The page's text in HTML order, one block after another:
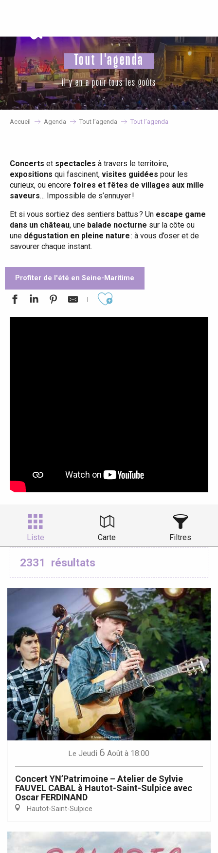
principal
Tout l'agenda
il y en a pour tous les goûts
Accueil Agenda Tout l’agenda Tout l’agenda
Concerts et spectacles à travers le territoire,
expositions qui fascinent, visites guidées pour les
curieux, ou encore foires et fêtes de villages aux mille
saveurs… Impossible de s’ennuyer !
Et si vous sortiez des sentiers battus ? Un escape game
dans un château, une balade nocturne sur la côte ou
une dégustation en pleine nature: à vous d’oser et de
savourer chaque instant.
Profiter de l'été en Seine-Maritime
Ajouter aux favoris
Liste Carte Filtres
2331 résultats
Le Jeudi 6 Août à 18:00
Concert YN’Patrimoine – Atelier de Sylvie
FAUVEL CABAL à Hautot-Saint-Sulpice avec
Oscar FERDINAND
Hautot-Saint-Sulpice